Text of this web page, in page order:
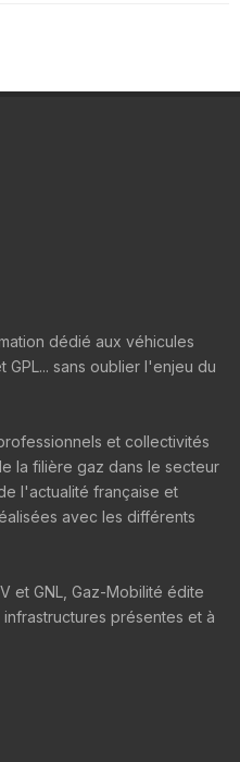
dédié aux véhicules
GPL... sans oublier l'enjeu du
et collectivités
la filière gaz dans le secteur
l'actualité française et
avec les différents
et GNL, Gaz-Mobilité édite
présentes et à